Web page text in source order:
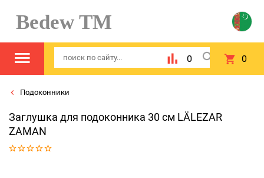
Bedew TM
0 0
Подоконники
Заглушка для подоконника 30 см LÄLEZAR
ZAMAN